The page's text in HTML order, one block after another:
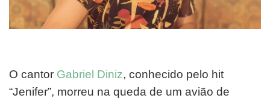
O cantor Gabriel Diniz, conhecido pelo hit
“Jenifer”, morreu na queda de um avião de